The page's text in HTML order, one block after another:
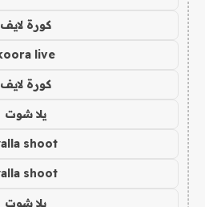
كورة لايف
live
كورة لايف
يلا شوت
shoot
shoot
يلا شوت